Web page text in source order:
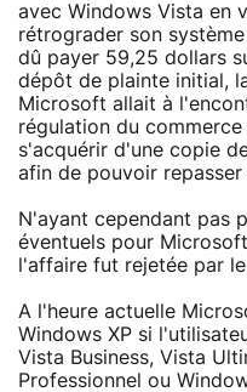
avec Windows Vista en
rétrograder son
dû payer 59,25 dollars
dépôt de plainte initial,
Microsoft allait à
régulation du
s'acquérir d'une copie
afin de pouvoir repasser
N'ayant cependant pas
éventuels pour
l'affaire fut rejetée par
A l'heure actuelle
Windows XP si
Vista Business, Vista
Professionnel ou